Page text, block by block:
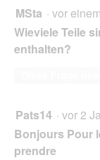
MSta · vor
Wieviele Teile
enthalten?
Pats14 · vor 2
Bonjours Pour
prendre